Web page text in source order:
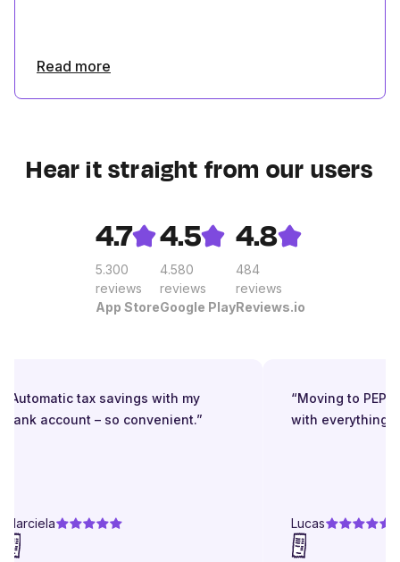
Read more
Hear it straight from our users
4.7
5.300
reviews
App Store
4.5
4.580
reviews
Google Play
4.8
484
reviews
Reviews.io
tax savings with my
account – so convenient.”
“Moving to
with everything
Lucas